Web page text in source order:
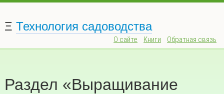
Ξ Технология садоводства
О сайте Книги Обратная связь
Раздел «Выращивание